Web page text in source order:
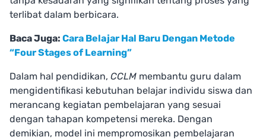
terlibat dalam berbicara.
Baca Juga: Cara Belajar Hal Baru Dengan Metode
“Four Stages of Learning”
Dalam hal pendidikan, CCLM membantu guru dalam
mengidentifikasi kebutuhan belajar individu siswa dan
merancang kegiatan pembelajaran yang sesuai
dengan tahapan kompetensi mereka. Dengan
demikian, model ini mempromosikan pembelajaran